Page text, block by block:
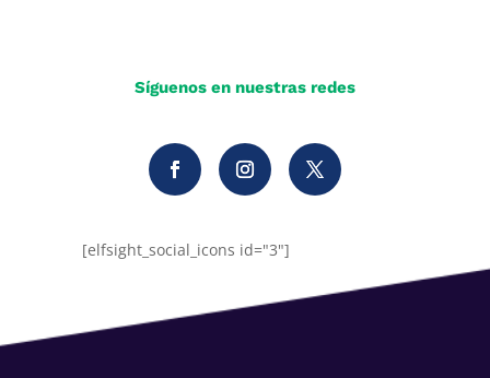
Síguenos en nuestras redes
[elfsight_social_icons id="3"]